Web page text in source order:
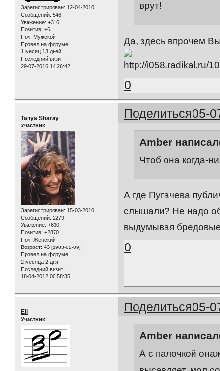
Зарегистрирован: 12-04-2010
Сообщений: 546
Уважение: +316
Позитив: +6
Пол: Мужской
Провел на форуме:
1 месяц 13 дней
Последний визит:
29-07-2016 14:26:42
врут!
Да, здесь впрочем
0
Поделиться05-
Tanya Sharay
Участник
Зарегистрирован: 15-03-2010
Сообщений: 2279
Уважение: +630
Позитив: +2870
Пол: Женский
Возраст: 43 [1983-02-09]
Провел на форуме:
2 месяца 2 дня
Последний визит:
18-04-2012 00:58:35
Amber
Чтоб она когда-
А где Пугачева
слышали? Не надо
выдумывая
0
Поделиться05-
Eli
Участник
Amber
А с палочкой